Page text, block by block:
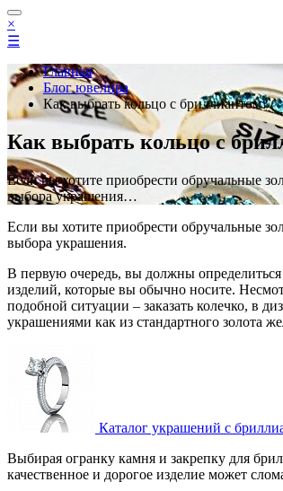
×
☰
Главная
Блог ювелира
Как выбрать кольцо с бриллиантом?
Как выбрать кольцо с
Если вы хотите приобрести обручальные
выбора украшения…
Если вы хотите приобрести обручальные
выбора украшения.
В первую очередь, вы должны
изделий, которые вы обычно носите.
подобной ситуации – заказать колечко, в
украшениями как из стандартного золота
Каталог украшений с
Выбирая огранку камня и закрепку для
качественное и дорогое изделие может